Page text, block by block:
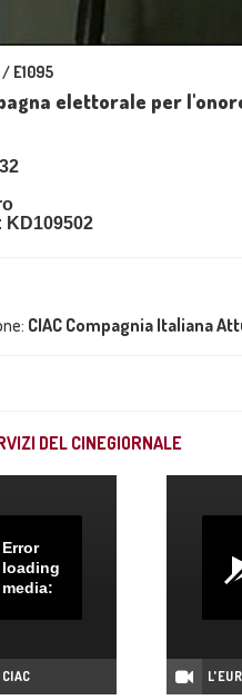
/ E1095
elettorale per
KD109502
CIAC Compagnia Italiana
DEL CINEGIORNALE
Error
loading
media: